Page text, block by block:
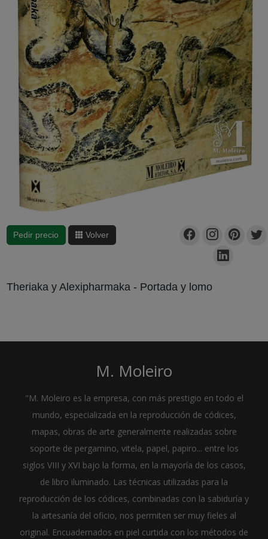
Pedir precio Volver
Theriaka y Alexipharmaka - Portada y lomo
M. Moleiro
"M. Moleiro es la empresa, con más prestigio en todo el
mundo, especializada en la reproducción de códices,
mapas, obras de arte generalmente realizadas sobre
soporte de pergamino, vitela, papel, papiro... entre los
siglos VIII y XVI bajo la forma, en la mayoría de los casos,
de libro iluminado. Las técnicas utilizadas para la
reproducción de los códices, combinadas con la sabiduría y
la artesanía del oficio, nos permiten ser muy fieles al
original. Encuadernados en piel curtida con los métodos de